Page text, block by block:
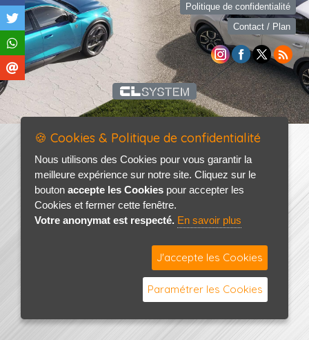
Politique de confidentialité
Contact / Plan
🍪 Cookies & Politique de confidentialité
Nous utilisons des Cookies pour vous garantir la
meilleure expérience sur notre site. Cliquez sur le
bouton accepte les Cookies pour accepter les
Cookies et fermer cette fenêtre.
Votre anonymat est respecté. En savoir plus
J'accepte les Cookies
Paramétrer les Cookies